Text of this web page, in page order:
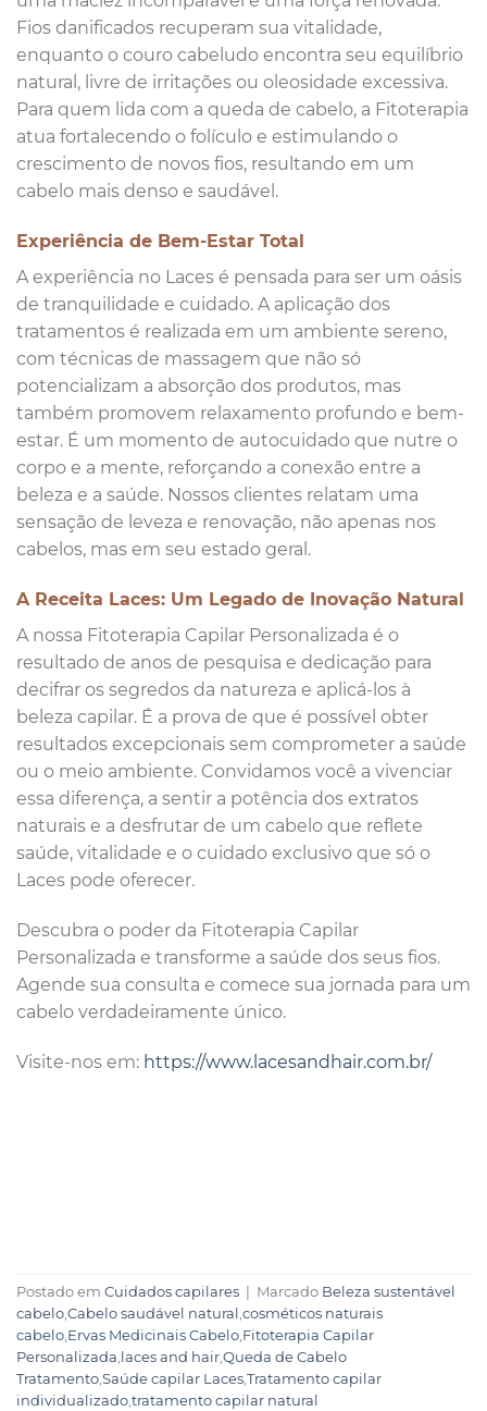
Fios danificados recuperam sua vitalidade,
enquanto o couro cabeludo encontra seu equilíbrio
natural, livre de irritações ou oleosidade excessiva.
Para quem lida com a queda de cabelo, a Fitoterapia
atua fortalecendo o folículo e estimulando o
crescimento de novos fios, resultando em um
cabelo mais denso e saudável.
Experiência de Bem-Estar Total
A experiência no Laces é pensada para ser um oásis
de tranquilidade e cuidado. A aplicação dos
tratamentos é realizada em um ambiente sereno,
com técnicas de massagem que não só
potencializam a absorção dos produtos, mas
também promovem relaxamento profundo e bem-
estar. É um momento de autocuidado que nutre o
corpo e a mente, reforçando a conexão entre a
beleza e a saúde. Nossos clientes relatam uma
sensação de leveza e renovação, não apenas nos
cabelos, mas em seu estado geral.
A Receita Laces: Um Legado de Inovação Natural
A nossa Fitoterapia Capilar Personalizada é o
resultado de anos de pesquisa e dedicação para
decifrar os segredos da natureza e aplicá-los à
beleza capilar. É a prova de que é possível obter
resultados excepcionais sem comprometer a saúde
ou o meio ambiente. Convidamos você a vivenciar
essa diferença, a sentir a potência dos extratos
naturais e a desfrutar de um cabelo que reflete
saúde, vitalidade e o cuidado exclusivo que só o
Laces pode oferecer.
Descubra o poder da Fitoterapia Capilar
Personalizada e transforme a saúde dos seus fios.
Agende sua consulta e comece sua jornada para um
cabelo verdadeiramente único.
Visite-nos em: https://www.lacesandhair.com.br/
Postado em Cuidados capilares Marcado Beleza sustentável
cabelo,Cabelo saudável natural ,cosméticos naturais
cabelo,Ervas Medicinais Cabelo,Fitoterapia Capilar
Personalizada, laces and hair,Queda de Cabelo
Tratamento,Saúde capilar Laces,Tratamento capilar
individualizado,tratamento capilar natural